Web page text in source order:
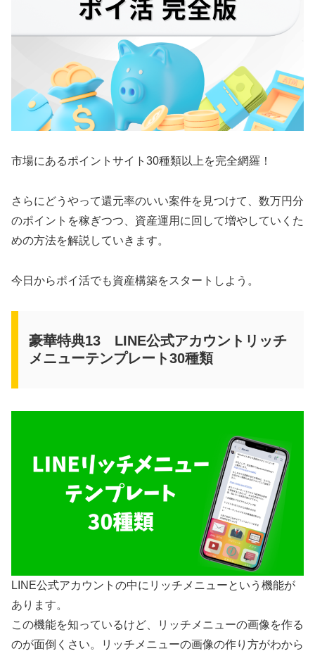
市場にあるポイントサイト30種類以上を完全網羅！
さらにどうやって還元率のいい案件を見つけて、数万円分
のポイントを稼ぎつつ、資産運用に回して増やしていくた
めの方法を解説していきます。
今日からポイ活でも資産構築をスタートしよう。
豪華特典13 LINE公式アカウントリッチ
メニューテンプレート30種類
LINE公式アカウントの中にリッチメニューという機能が
あります。
この機能を知っているけど、リッチメニューの画像を作る
のが面倒くさい。リッチメニューの画像の作り方がわから